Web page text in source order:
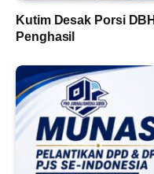
Kutim Desak Porsi
Penghasil